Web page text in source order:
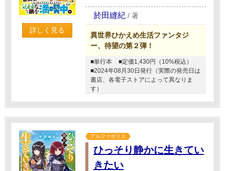
詳しく見る
於田縫紀 / 著
異世界ひかえめ生活ファンタジ
ー、待望の第２弾！
■単行本
■定価1,430円（10%税込）
■2024年08月30日発行（実際の発売日は
書店、各電子ストアによって異なりま
す）
アルファポリス
ひっそり静かに生きてい
きたい